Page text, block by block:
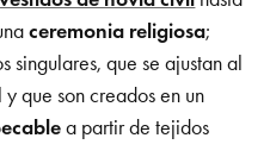
ceremonia religiosa;
singulares, que se ajustan al
que son creados en un
a partir de tejidos